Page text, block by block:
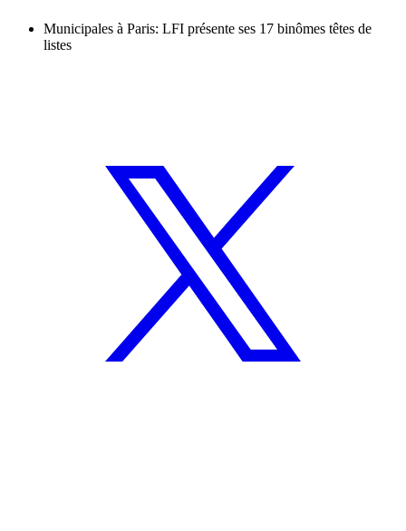
Municipales à Paris: LFI présente ses 17 binômes têtes de
listes